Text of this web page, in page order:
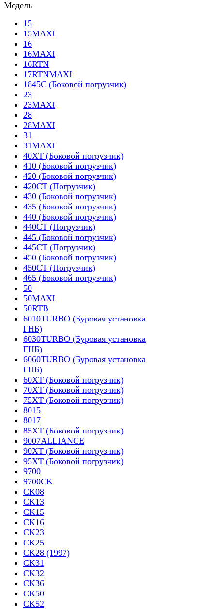
Модель
15
15MAXI
16
16MAXI
16RTN
17RTNMAXI
1845C (Боковой погрузчик)
23
23MAXI
28
28MAXI
31
31MAXI
40XT (Боковой погрузчик)
410 (Боковой погрузчик)
420 (Боковой погрузчик)
420CT (Погрузчик)
430 (Боковой погрузчик)
435 (Боковой погрузчик)
440 (Боковой погрузчик)
440CT (Погрузчик)
445 (Боковой погрузчик)
445CT (Погрузчик)
450 (Боковой погрузчик)
450CT (Погрузчик)
465 (Боковой погрузчик)
50
50MAXI
50RTB
6010TURBO (Буровая установка
ГНБ)
6030TURBO (Буровая установка
ГНБ)
6060TURBO (Буровая установка
ГНБ)
60XT (Боковой погрузчик)
70XT (Боковой погрузчик)
75XT (Боковой погрузчик)
8015
8017
85XT (Боковой погрузчик)
9007ALLIANCE
90XT (Боковой погрузчик)
95XT (Боковой погрузчик)
9700
9700CK
CK08
CK13
CK15
CK16
CK23
CK25
CK28 (1997)
CK31
CK32
CK36
CK50
CK52